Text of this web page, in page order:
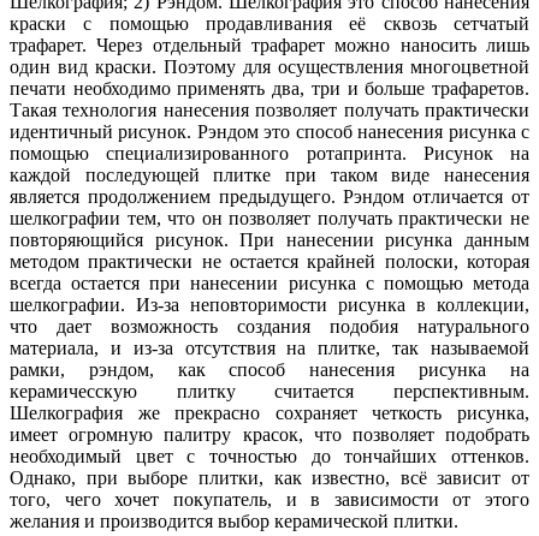
краски с помощью продавливания её сквозь сетчатый
трафарет. Через отдельный трафарет можно наносить лишь
один вид краски. Поэтому для осуществления многоцветной
печати необходимо применять два, три и больше трафаретов.
Такая технология нанесения позволяет получать практически
идентичный рисунок. Рэндом это способ нанесения рисунка с
помощью специализированного ротапринта. Рисунок на
каждой последующей плитке при таком виде нанесения
является продолжением предыдущего. Рэндом отличается от
шелкографии тем, что он позволяет получать практически не
повторяющийся рисунок. При нанесении рисунка данным
методом практически не остается крайней полоски, которая
всегда остается при нанесении рисунка с помощью метода
шелкографии. Из-за неповторимости рисунка в коллекции,
что дает возможность создания подобия натурального
материала, и из-за отсутствия на плитке, так называемой
рамки, рэндом, как способ нанесения рисунка на
керамичесскую плитку считается перспективным.
Шелкография же прекрасно сохраняет четкость рисунка,
имеет огромную палитру красок, что позволяет подобрать
необходимый цвет с точностью до тончайших оттенков.
Однако, при выборе плитки, как известно, всё зависит от
того, чего хочет покупатель, и в зависимости от этого
желания и производится выбор керамической плитки.